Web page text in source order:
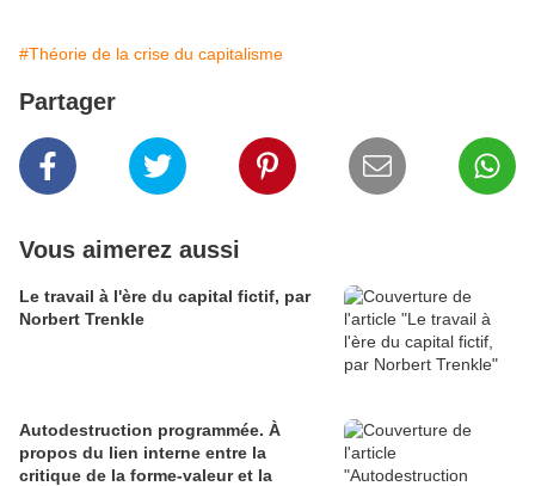
#Théorie de la crise du capitalisme
Partager
Vous aimerez aussi
Le travail à l'ère du capital fictif, par
Norbert Trenkle
Autodestruction programmée. À
propos du lien interne entre la
critique de la forme-valeur et la